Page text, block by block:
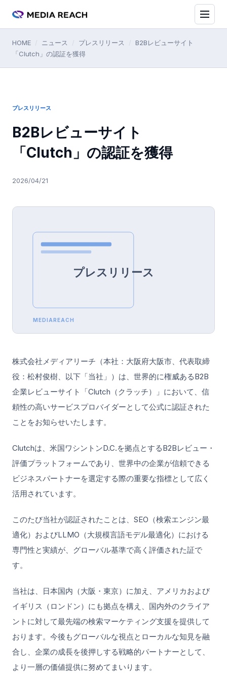
HOME ニュース プレスリリース
B2Bレビューサイト
「Clutch」の認証を獲得
プレスリリース
B2Bレビューサイト
「Clutch」の認証を獲得
2026/04/21
プレスリリース
MEDIAREACH
株式会社メディアリーチ（本社：大阪府大阪市、代表取締
役：松村俊樹、以下「当社」）は、世界的に権威あるB2B
企業レビューサイト「Clutch（クラッチ）」において、信
頼性の高いサービスプロバイダーとして公式に認証された
ことをお知らせいたします。
Clutchは、米国ワシントンD.C.を拠点とするB2Bレビュー・
評価プラットフォームであり、世界中の企業が信頼できる
ビジネスパートナーを選定する際の重要な指標として広く
活用されています。
このたび当社が認証されたことは、SEO（検索エンジン最
適化）およびLLMO（大規模言語モデル最適化）における
専門性と実績が、グローバル基準で高く評価された証で
す。
当社は、日本国内（大阪・東京）に加え、アメリカおよび
イギリス（ロンドン）にも拠点を構え、国内外のクライア
ントに対して最先端の検索マーケティング支援を提供して
おります。今後もグローバルな視点とローカルな知見を融
合し、企業の成長を後押しする戦略的パートナーとして、
より一層の価値提供に努めてまいります。